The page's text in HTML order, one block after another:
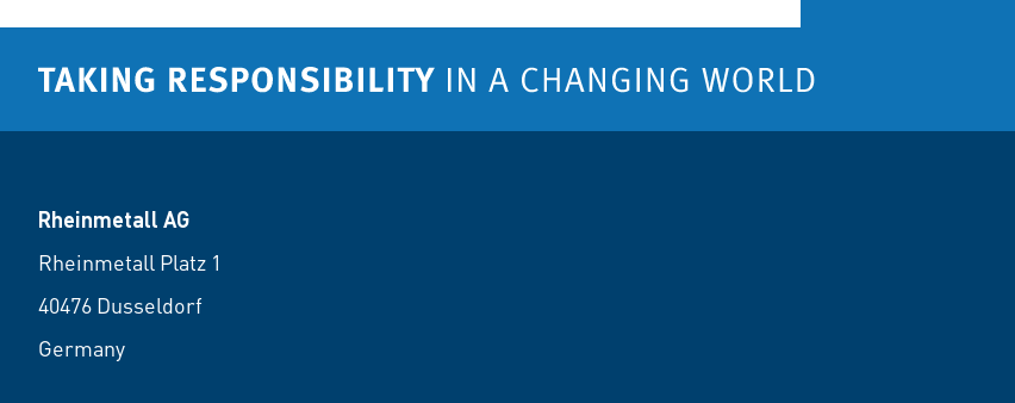
Rheinmetall AG
Rheinmetall Platz 1
40476 Dusseldorf
Germany